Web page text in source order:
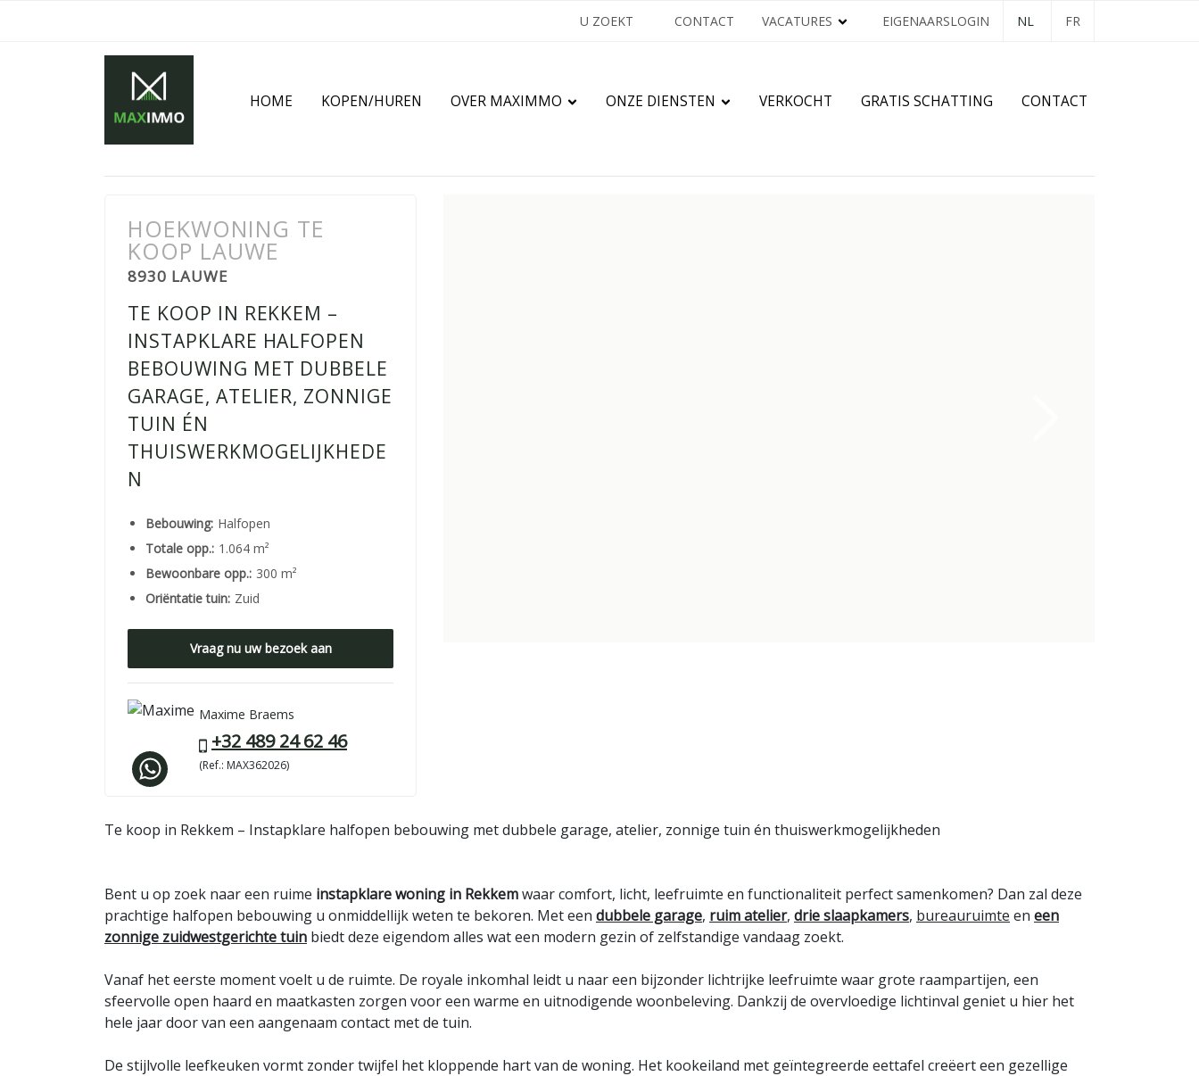
U ZOEKT CONTACT VACATURES EIGENAARSLOGIN NL FR
HOME KOPEN/HUREN OVER MAXIMMO ONZE DIENSTEN VERKOCHT GRATIS SCHATTING CONTACT
HOEKWONING TE
KOOP LAUWE
8930 LAUWE
TE KOOP IN REKKEM –
INSTAPKLARE HALFOPEN
BEBOUWING MET DUBBELE
GARAGE, ATELIER, ZONNIGE
TUIN ÉN
THUISWERKMOGELIJKHEDE
N
Bebouwing: Halfopen
Totale opp.: 1.064 m²
Bewoonbare opp.: 300 m²
Oriëntatie tuin: Zuid
Vraag nu uw bezoek aan
Maxime Braems
+32 489 24 62 46
(Ref.: MAX362026)
Te koop in Rekkem – Instapklare halfopen bebouwing met dubbele garage, atelier, zonnige tuin én thuiswerkmogelijkheden
Bent u op zoek naar een ruime instapklare woning in Rekkemwaar comfort, licht, leefruimte en functionaliteit perfect samenkomen? Dan zal deze
prachtige halfopen bebouwing u onmiddellijk weten te bekoren. Met een dubbele garage, ruim atelier, drie slaapkamers, bureauruimte en een
zonnige zuidwestgerichte tuin biedt deze eigendom alles wat een modern gezin of zelfstandige vandaag zoekt.
Vanaf het eerste moment voelt u de ruimte. De royale inkomhal leidt u naar een bijzonder lichtrijke leefruimte waar grote raampartijen, een
sfeervolle open haard en maatkasten zorgen voor een warme en uitnodigende woonbeleving. Dankzij de overvloedige lichtinval geniet u hier het
hele jaar door van een aangenaam contact met de tuin.
De stijlvolle leefkeuken vormt zonder twijfel het kloppende hart van de woning. Het kookeiland met geïntegreerde eettafel creëert een gezellige